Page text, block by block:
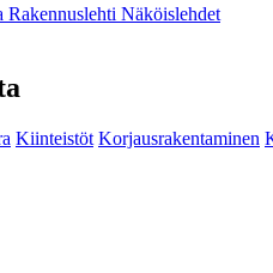
Rakennuslehti Näköislehdet
Kiinteistöt Korjausrakentaminen